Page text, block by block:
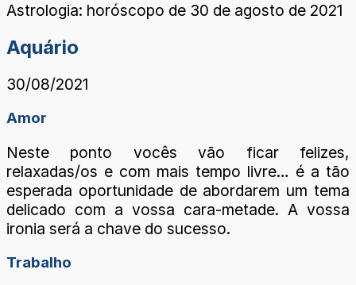
Astrologia: horóscopo de 30 de agosto de 2021
Aquário
30/08/2021
Amor
Neste ponto vocês vão ficar felizes,
relaxadas/os e com mais tempo livre… é a tão
esperada oportunidade de abordarem um tema
delicado com a vossa cara-metade. A vossa
ironia será a chave do sucesso.
Trabalho